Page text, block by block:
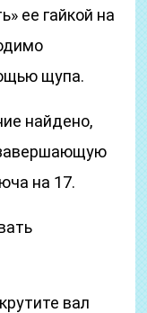
ее гайкой на
щупа.
найдено,
на 17.
вал